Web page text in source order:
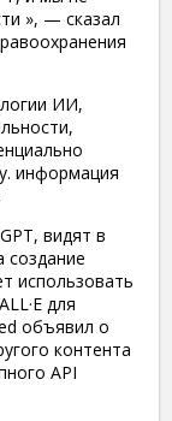
», — сказал
ИИ,
информация
видят в
создание
использовать
для
объявил о
контента
API